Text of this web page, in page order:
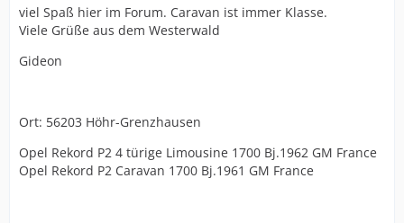
viel Spaß hier im Forum. Caravan ist immer Klasse.
Viele Grüße aus dem Westerwald
Gideon
Ort: 56203 Höhr-Grenzhausen
Opel Rekord P2 4 türige Limousine 1700 Bj.1962 GM France
Opel Rekord P2 Caravan 1700 Bj.1961 GM France